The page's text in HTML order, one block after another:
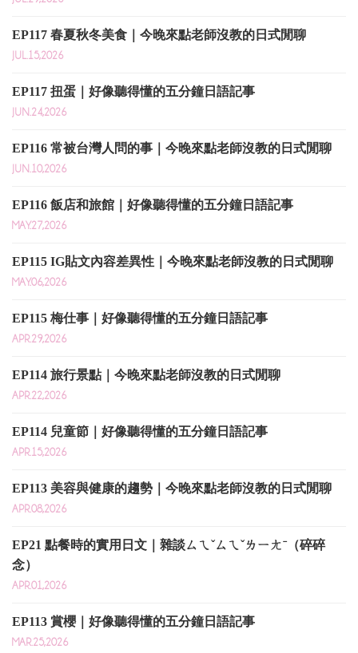
EP117 春夏秋冬美食｜今晚來點老師沒教的日式閒聊
JUL.15,2026
EP117 扭蛋｜好像聽得懂的五分鐘日語記事
JUN.24,2026
EP116 常被台灣人問的事｜今晚來點老師沒教的日式閒聊
JUN.10,2026
EP116 飯店和旅館｜好像聽得懂的五分鐘日語記事
MAY.27,2026
EP115 IG貼文內容差異性｜今晚來點老師沒教的日式閒聊
MAY.06,2026
EP115 梅仕事｜好像聽得懂的五分鐘日語記事
APR.29,2026
EP114 旅行景點｜今晚來點老師沒教的日式閒聊
APR.22,2026
EP114 兒童節｜好像聽得懂的五分鐘日語記事
APR.15,2026
EP113 美容與健康的趨勢｜今晚來點老師沒教的日式閒聊
APR.08,2026
EP21 點餐時的實用日文｜雜談ㄙㄟˇㄙㄟˇㄌㄧㄤˉ（碎碎
念）
APR.01,2026
EP113 賞櫻｜好像聽得懂的五分鐘日語記事
MAR.25,2026